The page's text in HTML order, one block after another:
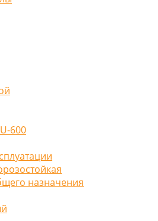
600
назначения